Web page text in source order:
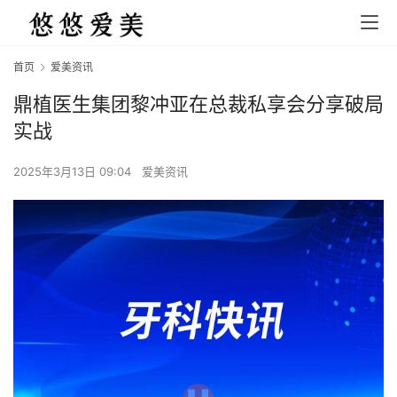
首页 爱美资讯
鼎植医生集团黎冲亚在总裁私享会分享破局
实战
2025年3月13日 09:04 爱美资讯